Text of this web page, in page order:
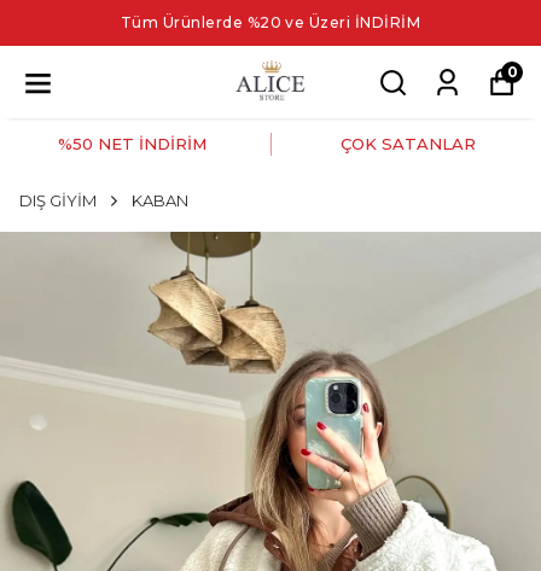
Tüm Ürünlerde %20 ve Üzeri İNDİRİM
0
%50 NET İNDİRİM ÇOK SATANLAR
DIŞ GİYİM KABAN